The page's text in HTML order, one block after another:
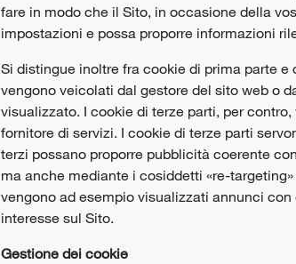
fare in modo che il Sito, in occasione della
impostazioni e possa proporre informazioni
Si distingue inoltre fra cookie di prima parte
vengono veicolati dal gestore del sito web o
visualizzato. I cookie di terze parti, per
fornitore di servizi. I cookie di terze parti
terzi possano proporre pubblicità coerente
ma anche mediante i cosiddetti «re-
vengono ad esempio visualizzati annunci
interesse sul Sito.
Gestione dei cookie